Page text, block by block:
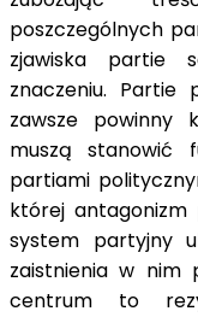
poszczególnych
zjawiska partie
znaczeniu. Partie
zawsze powinny
muszą stanowić
partiami
której
system partyjny
zaistnienia w nim
centrum to